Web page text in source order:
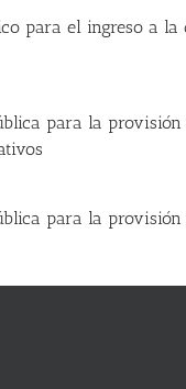
para el ingreso a
para la
para la